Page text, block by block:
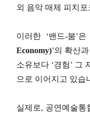
외 음악 매체 피치
이러한 ‘밴드-붐’
Economy)’의 확산
소유보다 ‘경험’ 그
으로 이어지고 있습
실제로, 공연예술통